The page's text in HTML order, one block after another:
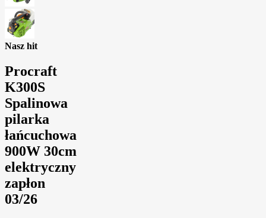
Nasz hit
Procraft
K300S
Spalinowa
pilarka
łańcuchowa
900W 30cm
elektryczny
zapłon
03/26